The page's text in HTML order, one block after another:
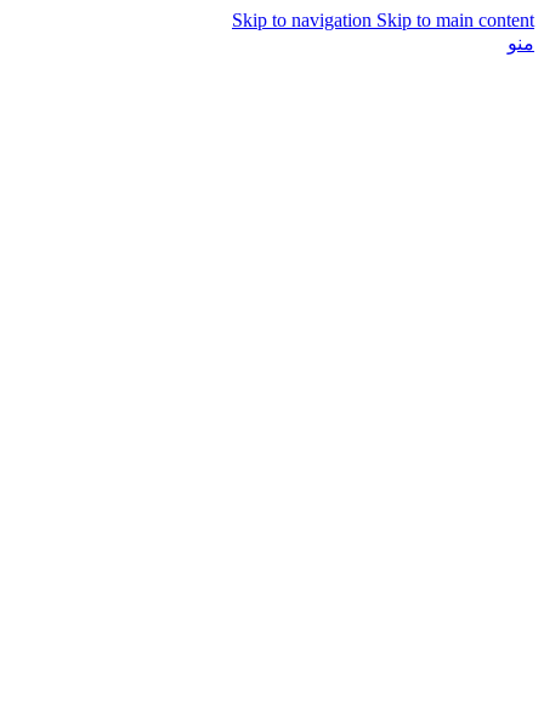
Skip to navigation Skip to main content
منو